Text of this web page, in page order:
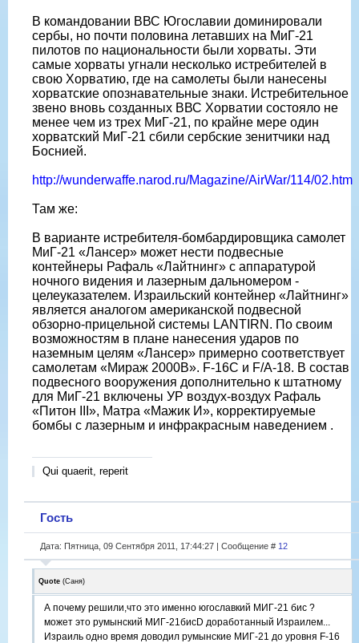
В командовании ВВС Югославии доминировали
сербы, но почти половина летавших на МиГ-21
пилотов по национальности были хорваты. Эти
самые хорваты угнали несколько истребителей в
свою Хорватию, где на самолеты были нанесены
хорватские опознавательные знаки. Истребительное
звено вновь созданных ВВС Хорватии состояло не
менее чем из трех МиГ-21, по крайне мере один
хорватский МиГ-21 сбили сербские зенитчики над
Боснией.
http://wunderwaffe.narod.ru/Magazine/AirWar/114/02.htm
Там же:
В варианте истребителя-бомбардировщика самолет
МиГ-21 «Лансер» может нести подвесные
контейнеры Рафаль «Лайтнинг» с аппаратурой
ночного видения и лазерным дальномером -
целеуказателем. Израильский контейнер «Лайтнинг»
является аналогом американской подвесной
обзорно-прицельной системы LANTIRN. По своим
возможностям в плане нанесения ударов по
наземным целям «Лансер» примерно соответствует
самолетам «Мираж 2000В». F-16C и F/A-18. В состав
подвесного вооружения дополнительно к штатному
для МиГ-21 включены УР воздух-воздух Рафаль
«Питон III», Матра «Мажик И», корректируемые
бомбы с лазерным и инфракрасным наведением .
Qui quaerit, reperit
Гость
Дата: Пятница, 09 Сентября 2011, 17:44:27 | Сообщение # 12
Quote (Саня)
А почему решили,что это именно югославкий МИГ-21 бис ?
может это румынский МИГ-21бисD доработанный Израилем...
Израиль одно время доводил румынские МИГ-21 до уровня F-16